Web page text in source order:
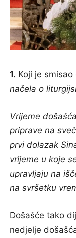
1. Koji je
načela o
Vrijeme
priprave na
prvi dolazak
vrijeme u koje
upravljaju na
na svršetku
Došašće tako
nedjelje